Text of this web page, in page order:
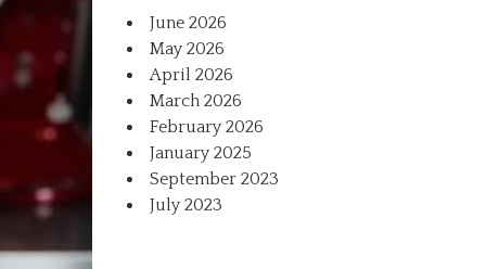
June 2026
May 2026
April 2026
March 2026
February 2026
January 2025
September 2023
July 2023